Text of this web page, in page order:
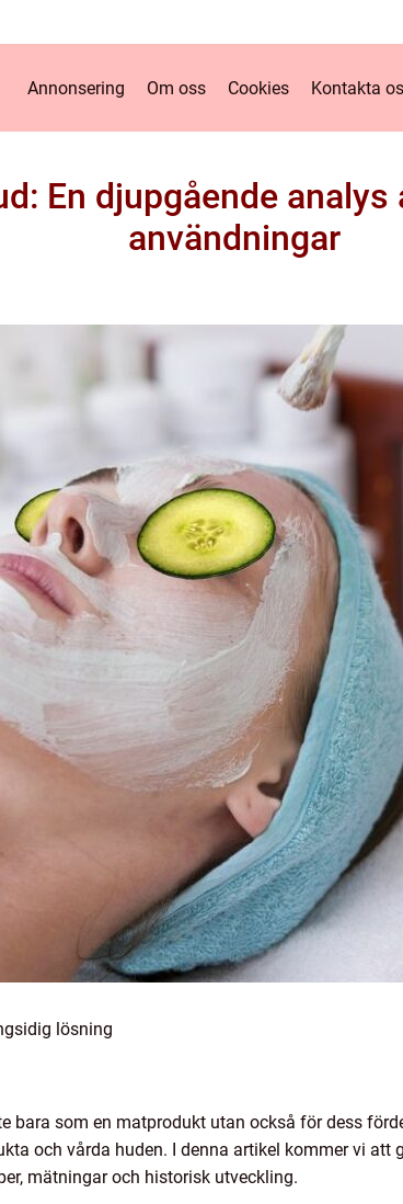
Annonsering Om oss Cookies Kontakta
En djupgående
användningar
lösning
bara som en matprodukt utan också för dess
och vårda huden. I denna artikel kommer vi att
mätningar och historisk utveckling.